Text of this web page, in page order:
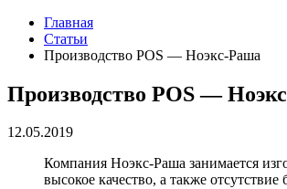
Главная
Статьи
Производство POS — Ноэкс-Раша
Производство POS —
12.05.2019
Компания Ноэкс-Раша занимается
высокое качество, а также